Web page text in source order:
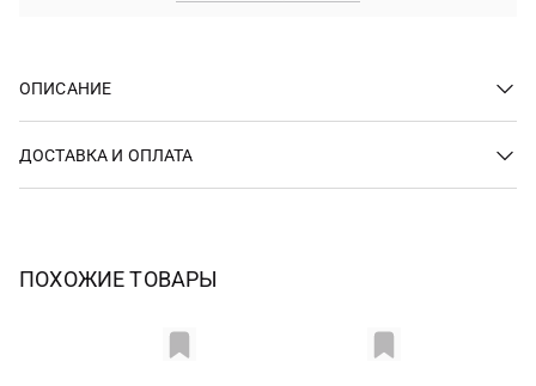
ОПИСАНИЕ
ДОСТАВКА И ОПЛАТА
ПОХОЖИЕ ТОВАРЫ